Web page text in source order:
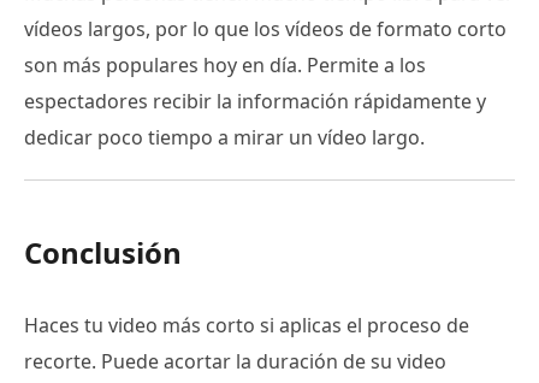
vídeos largos, por lo que los vídeos de formato corto
son más populares hoy en día. Permite a los
espectadores recibir la información rápidamente y
dedicar poco tiempo a mirar un vídeo largo.
Conclusión
Haces tu video más corto si aplicas el proceso de
recorte. Puede acortar la duración de su video